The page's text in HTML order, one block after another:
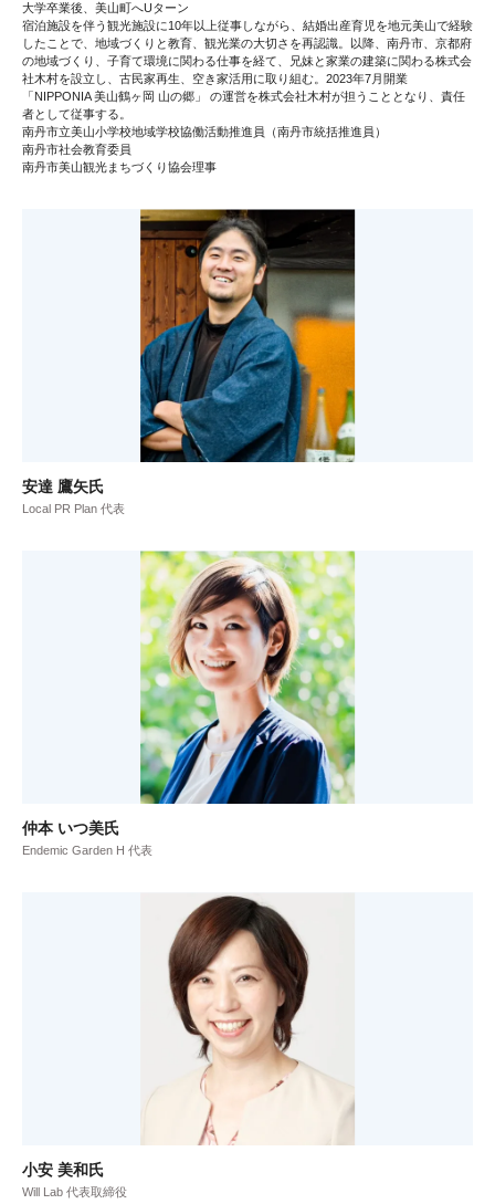
大学卒業後、美山町へUターン
宿泊施設を伴う観光施設に10年以上従事しながら、結婚出産育児を地元美山で経験
したことで、地域づくりと教育、観光業の大切さを再認識。以降、南丹市、京都府
の地域づくり、子育て環境に関わる仕事を経て、兄妹と家業の建築に関わる株式会
社木村を設立し、古民家再生、空き家活用に取り組む。2023年7月開業
「NIPPONIA 美山鶴ヶ岡 山の郷」 の運営を株式会社木村が担うこととなり、責任
者として従事する。
南丹市立美山小学校地域学校協働活動推進員（南丹市統括推進員）
南丹市社会教育委員
南丹市美山観光まちづくり協会理事
安達 鷹矢氏
Local PR Plan 代表
仲本 いつ美氏
Endemic Garden H 代表
小安 美和氏
Will Lab 代表取締役